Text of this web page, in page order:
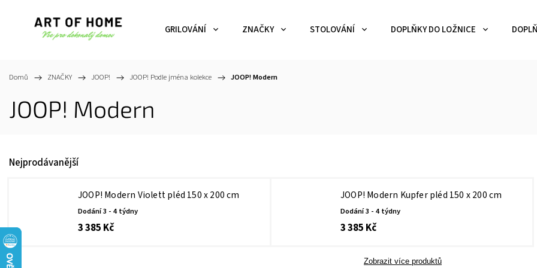
GRILOVÁNÍ ZNAČKY STOLOVÁNÍ DOPLŇKY DO LOŽNICE
Domů / ZNAČKY / JOOP! / JOOP! Podle jména kolekce / JOOP! Modern
JOOP! Modern
Nejprodávanější
JOOP! Modern Violett pléd 150 x 200 cm
Dodání 3 - 4 týdny
3 385 Kč
JOOP! Modern Kupfer pléd 150 x 200 cm
Dodání 3 - 4 týdny
3 385 Kč
Zobrazit více produktů